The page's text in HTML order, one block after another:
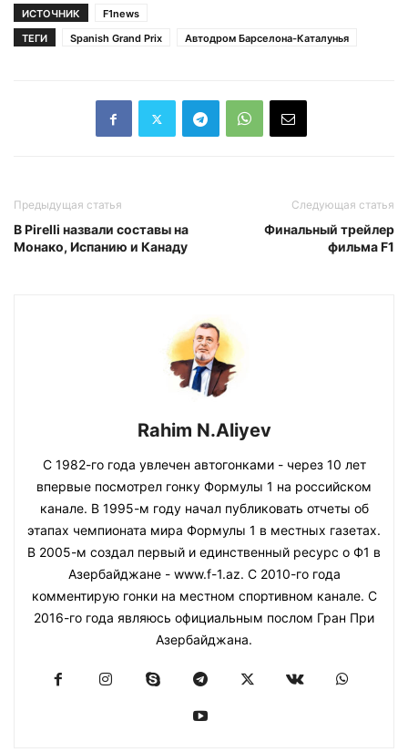
ИСТОЧНИК
F1news
ТЕГИ
Spanish Grand Prix Автодром Барселона-Каталунья
Предыдущая статья
В Pirelli назвали составы на
Монако, Испанию и Канаду
Следующая статья
Финальный трейлер
фильма F1
Rahim N.Aliyev
С 1982-го года увлечен автогонками - через 10 лет
впервые посмотрел гонку Формулы 1 на российском
канале. В 1995-м году начал публиковать отчеты об
этапах чемпионата мира Формулы 1 в местных газетах.
В 2005-м создал первый и единственный ресурс о Ф1 в
Азербайджане - www.f-1.az. С 2010-го года
комментирую гонки на местном спортивном канале. С
2016-го года являюсь официальным послом Гран При
Азербайджана.